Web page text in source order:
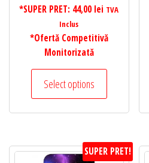
*SUPER PRET: 44,00 lei TVA
Inclus
*Ofertă Competitivă
Monitorizată
Select options
SUPER PRET!